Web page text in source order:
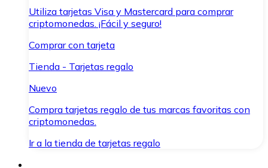
Utiliza tarjetas Visa y Mastercard para comprar
criptomonedas. ¡Fácil y seguro!
Comprar con tarjeta
Tienda - Tarjetas regalo
Nuevo
Compra tarjetas regalo de tus marcas favoritas con
criptomonedas.
Ir a la tienda de tarjetas regalo